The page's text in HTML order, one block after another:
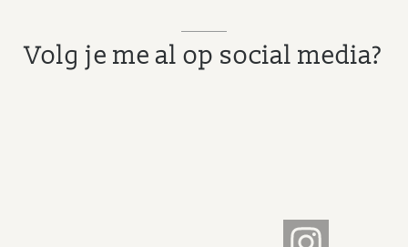
Volg je me al op social media?